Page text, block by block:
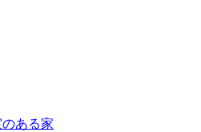
ある家